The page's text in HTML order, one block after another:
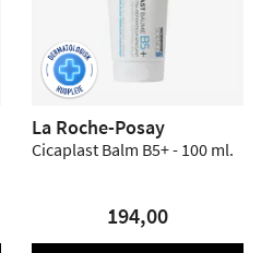
La Roche-Posay
Cicaplast Balm B5+ - 100 ml.
194,00